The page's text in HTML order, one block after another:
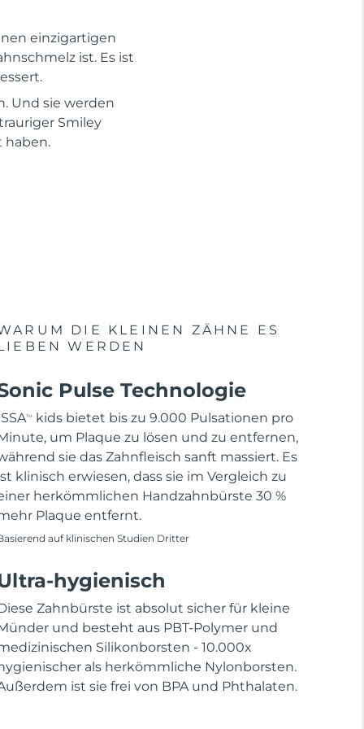
einzigartigen
ist. Es ist
Und sie werden
Smiley
haben.
DIE KLEINEN ZÄHNE ES
WERDEN
Pulse Technologie
TM
kids bietet bis zu 9.000 Pulsationen pro
um Plaque zu lösen und zu entfernen,
sie das Zahnfleisch sanft massiert. Es
klinisch erwiesen, dass sie im Vergleich zu
herkömmlichen Handzahnbürste 30 %
Plaque entfernt.
auf klinischen Studien Dritter
hygienisch
Zahnbürste ist absolut sicher für kleine
und besteht aus PBT-Polymer und
Silikonborsten - 10.000x
als herkömmliche Nylonborsten.
ist sie frei von BPA und Phthalaten.